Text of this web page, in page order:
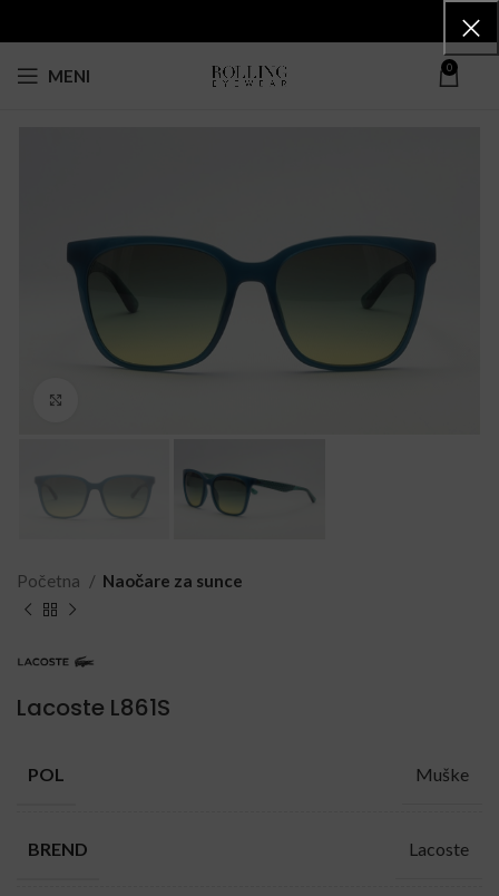
MENI 0
Početna Naočare za sunce
Lacoste L861S
POL Muške
BREND Lacoste